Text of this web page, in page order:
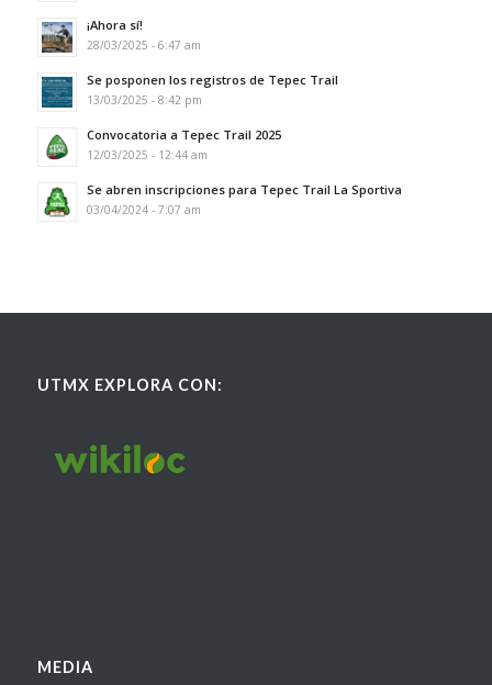
¡Ahora sí!
28/03/2025 - 6:47 am
Se posponen los registros de Tepec Trail
13/03/2025 - 8:42 pm
Convocatoria a Tepec Trail 2025
12/03/2025 - 12:44 am
Se abren inscripciones para Tepec Trail La Sportiva
03/04/2024 - 7:07 am
UTMX EXPLORA CON:
MEDIA